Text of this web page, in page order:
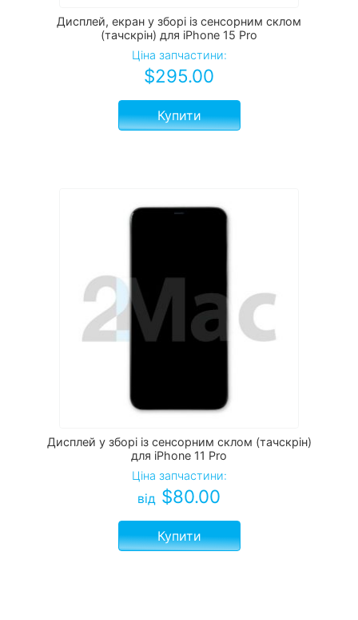
Дисплей, екран у зборі із сенсорним склом
(тачскрін) для iPhone 15 Pro
Ціна запчастини:
$295.00
Купити
Дисплей у зборі із сенсорним склом (тачскрін)
для iPhone 11 Pro
Ціна запчастини:
від $80.00
Купити